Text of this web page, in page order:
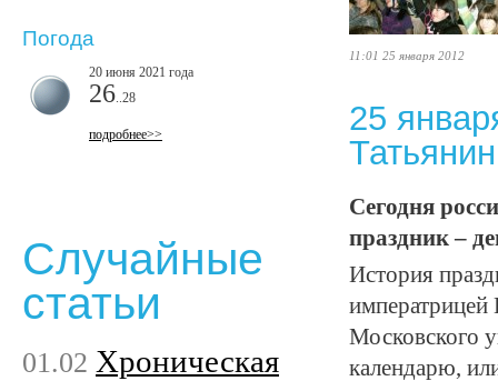
11:01 25 января 2012
25
Сегодня
праздник –
История
императрицей
Московского
календарю,
Погода
20 июня 2021 года
26 ..28
подробнее>>
Случайные
статьи
01.02 Хроническая